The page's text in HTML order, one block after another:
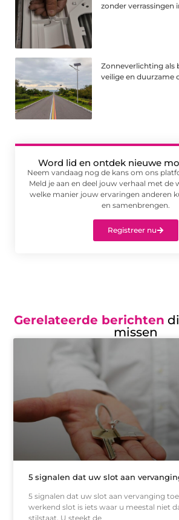
zonder verrassingen
Zonneverlichting als
veilige en duurzame
Word lid en ontdek nieuwe
Neem vandaag nog de kans om ons
Meld je aan en deel jouw verhaal met de
welke manier jouw ervaringen anderen
en samenbrengen.
Registreer nu
Gerelateerde berichten
missen
5 signalen dat uw slot aan
5 signalen dat uw slot aan vervanging
werkend slot is iets waar u meestal niet
stilstaat. U steekt de